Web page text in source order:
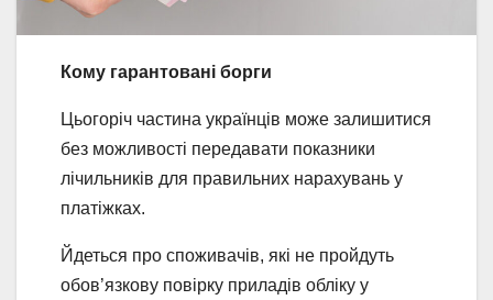
Кому гарантовані борги
Цьогоріч частина українців може залишитися
без можливості передавати показники
лічильників для правильних нарахувань у
платіжках.
Йдеться про споживачів, які не пройдуть
обов’язкову повірку приладів обліку у